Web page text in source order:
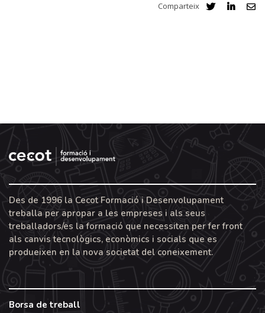
Comparteix
Des de 1996 la Cecot Formació i Desenvolupament
treballa per apropar a les empreses i als seus
treballadors/es la formació que necessiten per fer front
als canvis tecnològics, econòmics i socials que es
produeixen en la nova societat del coneixement.
Borsa de treball